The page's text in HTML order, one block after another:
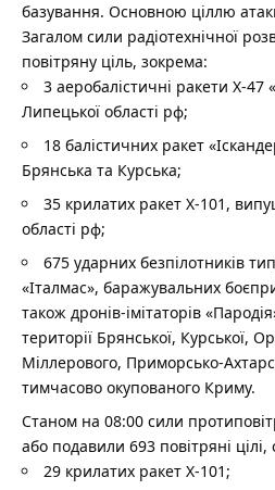
базування. Основною ціллю
Загалом сили радіотехнічної
повітряну ціль, зокрема:
3 аеробалістичні ракети Х-
Липецької області рф;
18 балістичних ракет
Брянська та Курська;
35 крилатих ракет Х-101,
області рф;
675 ударних безпілотників
«Італмас», баражувальних
також дронів-імітаторів
території Брянської, Курської,
Міллерового, Приморсько-
тимчасово окупованого Криму.
Станом на 08:00 сили
або подавили 693 повітряні цілі,
29 крилатих ракет Х-101;